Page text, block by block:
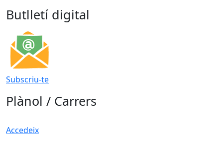
Butlletí digital
Subscriu-te
Plànol / Carrers
Accedeix